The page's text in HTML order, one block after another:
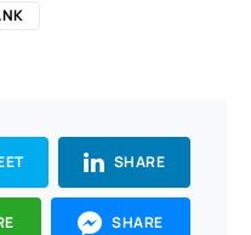
SHARE
SHARE